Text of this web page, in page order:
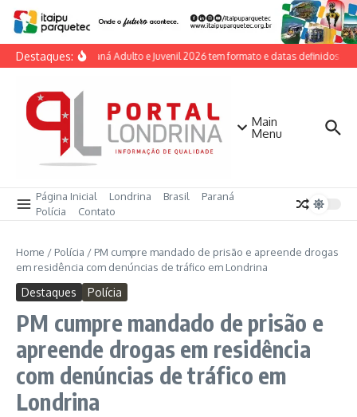
Ir para o conteúdo
Destaques:Taça Paraná Adulto e Juvenil 2026 tem formato e datas definidos pela
Main
Menu
Página Inicial Londrina Brasil
Paraná
Polícia
Contato
Home / Polícia / PM cumpre mandado de prisão e apreende drogas
em residência com denúncias de tráfico em Londrina
Destaques Polícia
PM cumpre mandado de prisão e
apreende drogas em residência
com denúncias de tráfico em
Londrina